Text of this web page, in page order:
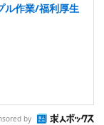
ル作業/福利厚生
by